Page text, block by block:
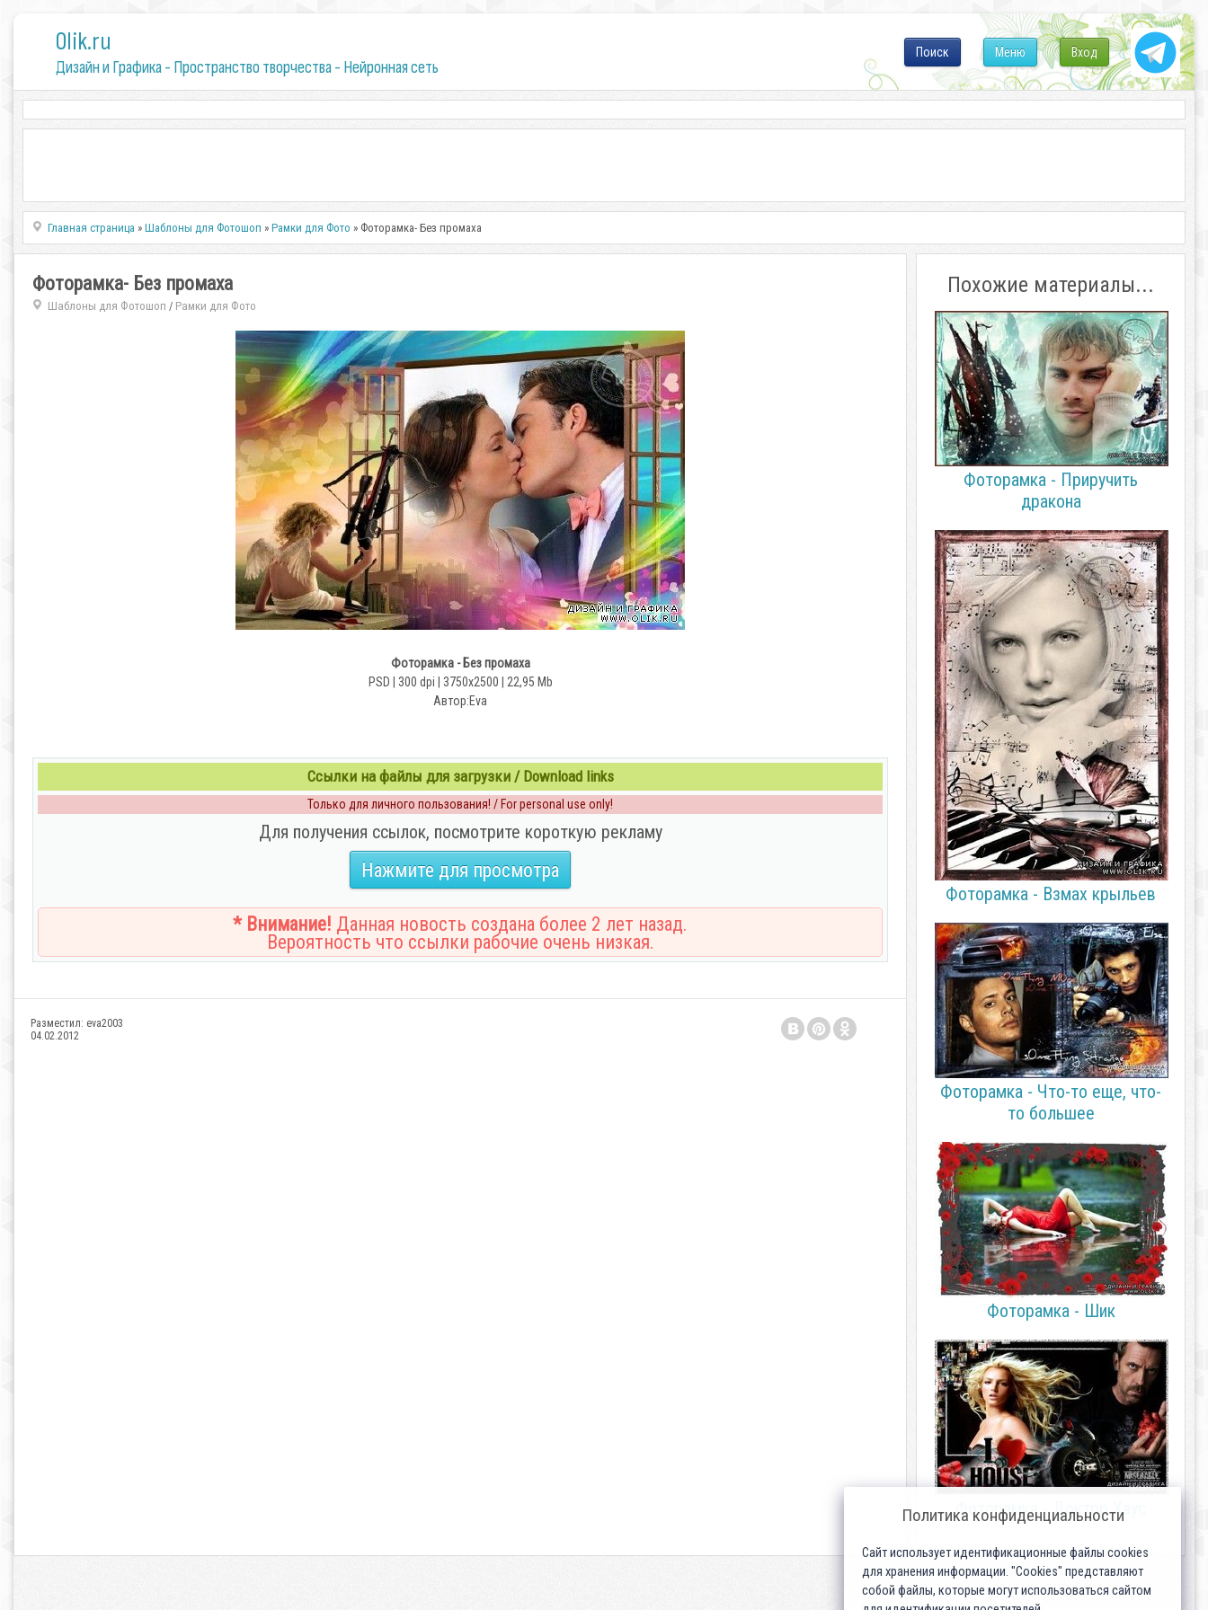
0lik.ru
Дизайн и Графика - Пространство творчества - Нейронная сеть
Вход
Меню
Поиск
Главная страница »Шаблоны для Фотошоп »Рамки для Фото » Фоторамка- Без промаха
Фоторамка- Без промаха
Шаблоны для Фотошоп / Рамки для Фото
Фоторамка - Без промаха
PSD | 300 dpi | 3750x2500 | 22,95 Mb
Автор:Eva
Ссылки на файлы для загрузки / Download links
Только для личного пользования! / For personal use only!
Для получения ссылок, посмотрите короткую рекламу
Нажмите для просмотра
* Внимание! Данная новость создана более 2 лет назад.
Вероятность что ссылки рабочие очень низкая.
Разместил: eva2003
04.02.2012
Похожие материалы...
Фоторамка - Приручить
дракона
Фоторамка - Взмах крыльев
Фоторамка - Что-то еще, что-
то большее
Фоторамка - Шик
Фоторамка - Доктор Хаус
Политика конфиденциальности
Сайт использует идентификационные файлы cookies
для хранения информации. "Cookies" представляют
собой файлы, которые могут использоваться сайтом